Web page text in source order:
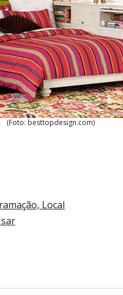
(Foto: besttopdesign.com)
Local